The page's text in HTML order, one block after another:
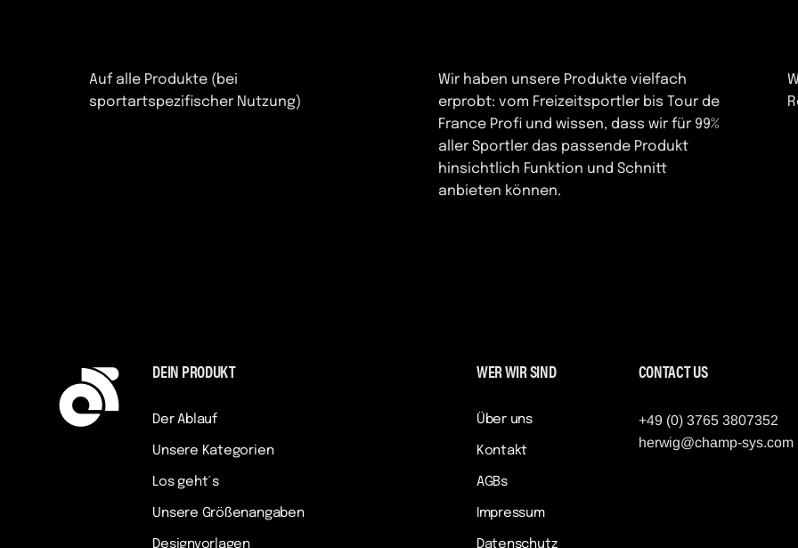
Auf alle Produkte (bei
sportartspezifischer Nutzung)
Wir haben unsere Produkte vielfach
erprobt: vom Freizeitsportler bis Tour de
France Profi und wissen, dass wir für 99%
aller Sportler das passende Produkt
hinsichtlich Funktion und Schnitt
anbieten können.
DEIN PRODUKT
Der Ablauf
Unsere Kategorien
Los geht´s
Unsere Größenangaben
Designvorlagen
WER WIR SIND
Über uns
Kontakt
AGBs
Impressum
Datenschutz
CONTACT US
+49 (0) 3765 3807352
herwig@champ-sys.com